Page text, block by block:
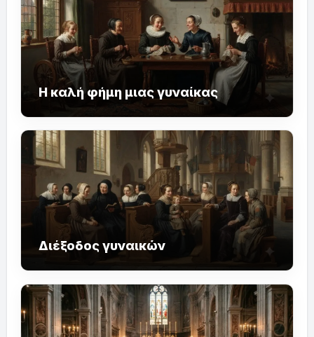
Η καλή φήμη μιας γυναίκας
Διέξοδος γυναικών